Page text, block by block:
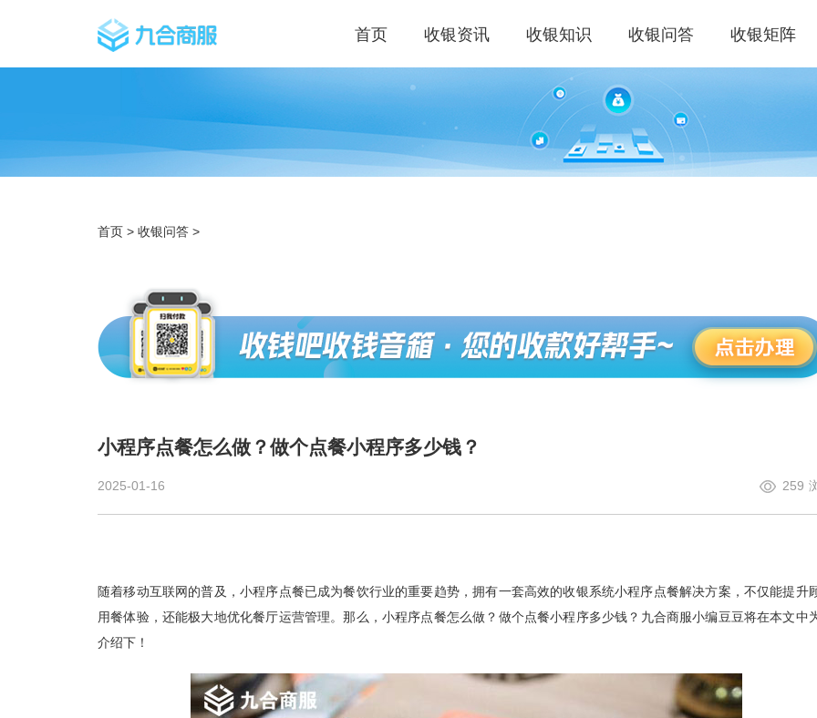
首页 收银资讯 收银知识 收银问答 收银矩阵
首页 > 收银问答 >
小程序点餐怎么做？做个点餐小程序多少钱？
259
2025-01-16
随着移动互联网的普及，小程序点餐已成为餐饮行业的重要趋势，拥有一套高效的收银系统小程序点餐解决方案，不仅能提升
用餐体验，还能极大地优化餐厅运营管理。那么，小程序点餐怎么做？做个点餐小程序多少钱？ 九合商服小编豆豆将在本文中
介绍下！